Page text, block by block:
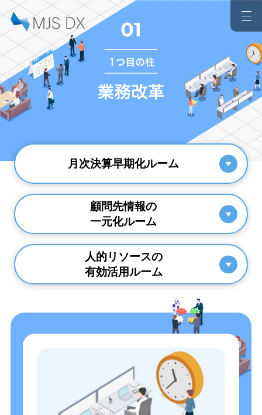
月次決算早期化ルーム
顧問先情報の
一元化ルーム
人的リソースの
有効活用ルーム